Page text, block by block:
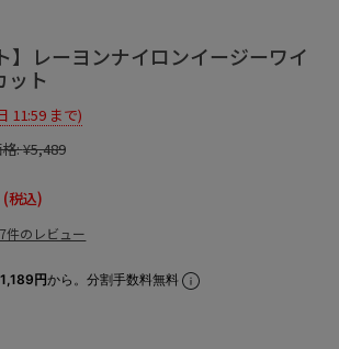
】レーヨンナイロンイージーワイ
ット
11:59 まで)
:¥5,489
(税込)
件のレビュー
円から。分割手数料無料